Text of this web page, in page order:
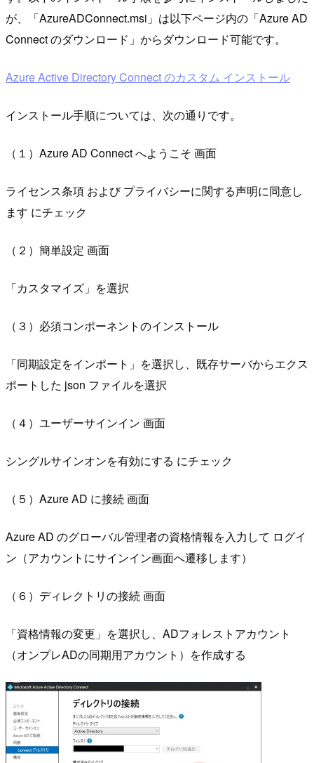
が、「AzureADConnect.msi」は以下ページ内の「Azure AD
Connect のダウンロード」からダウンロード可能です。
Azure Active Directory Connect のカスタム インストール
インストール手順については、次の通りです。
（１）Azure AD Connect へようこそ 画面
ライセンス条項 および プライバシーに関する声明に同意し
ます にチェック
（２）簡単設定 画面
「カスタマイズ」を選択
（３）必須コンポーネントのインストール
「同期設定をインポート」を選択し、既存サーバからエクス
ポートした json ファイルを選択
（４）ユーザーサインイン 画面
シングルサインオンを有効にする にチェック
（５）Azure AD に接続 画面
Azure AD のグローバル管理者の資格情報を入力して ログイ
ン（アカウントにサインイン画面へ遷移します）
（６）ディレクトリの接続 画面
「資格情報の変更」を選択し、ADフォレストアカウント
（オンプレADの同期用アカウント）を作成する